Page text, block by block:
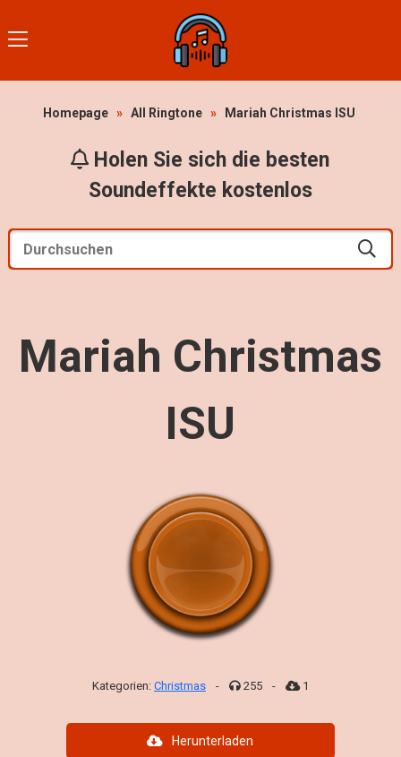
Homepage » All Ringtone » Mariah Christmas ISU
Holen Sie sich die besten
Soundeffekte kostenlos
Mariah Christmas
ISU
Kategorien: Christmas - 255 - 1
Herunterladen